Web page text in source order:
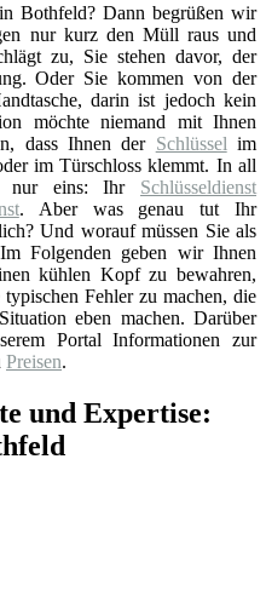
in Bothfeld? Dann begrüßen wir
nur kurz den Müll raus und
zu, Sie stehen davor, der
Oder Sie kommen von der
darin ist jedoch kein
möchte niemand mit Ihnen
dass Ihnen der Schlüssel im
im Türschloss klemmt. In all
nur eins: Ihr Schlüsseldienst
. Aber was genau tut Ihr
Und worauf müssen Sie als
Folgenden geben wir Ihnen
kühlen Kopf zu bewahren,
Fehler zu machen, die
eben machen. Darüber
Portal Informationen zur
Preisen.
und Expertise: